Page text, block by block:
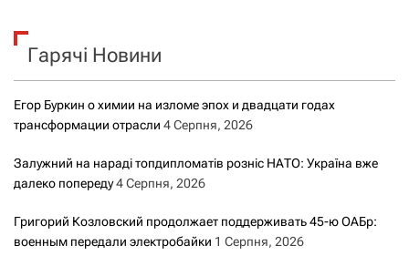
к
Гарячі Новини
Егор Буркин о химии на изломе эпох и двадцати годах
трансформации отрасли 4 Серпня, 2026
Залужний на нараді топдипломатів розніс НАТО: Україна вже
далеко попереду4 Серпня, 2026
Григорий Козловский продолжает поддерживать 45-ю ОАБр:
военным передали электробайки 1 Серпня, 2026